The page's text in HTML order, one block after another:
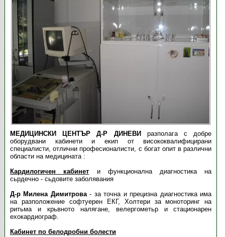
МЕДИЦИНСКИ ЦЕНТЪР Д-Р ДИНЕВИ
разполага с добре
оборудвани кабинети и екип от висококвалифицирани
специалисти, отлични професионалисти, с богат опит в различни
области на медицината :
Кардилогичен кабинет и функционална диагностика на
сьрдечно - сьдовите заболявания
Д-р Милена Димитрова- за точна и прецизна диагностика има
на разположение софтуерен ЕКГ, Холтери за моноторинг на
ритьма и крьвното налягане, велергометьр и стационарен
ехокардиограф.
Кабинет по белодробни болести